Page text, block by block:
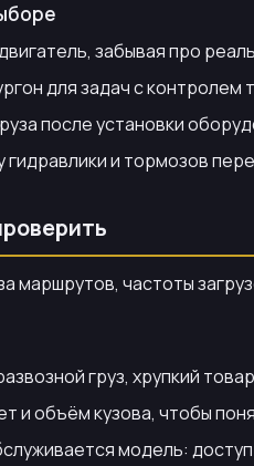
забывая про
для задач с контролем
после установки
и тормозов
маршрутов, частоты
груз, хрупкий
и объём кузова, чтобы
модель: